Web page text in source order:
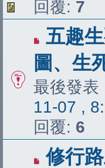
回覆: 7
五趣
圖、生
最後發表
11-07 ,
回覆: 6
修行